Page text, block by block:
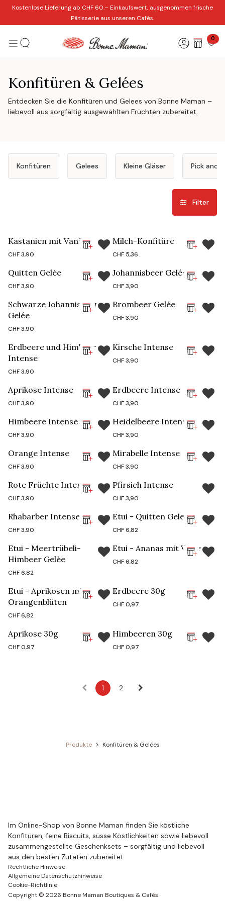
Zum Inhalt springen
Kostenlose Lieferung ab CHF 60.– Einkaufswert, ausgenommen frische
Pâtisserie aus unseren Cafés.
0
Konfitüren & Gelées
Entdecken Sie die Konfitüren und Gelees von Bonne Maman –
liebevoll aus sorgfältig ausgewählten Früchten zubereitet.
Konfitüren Gelees Kleine Gläser Pick and
Filter
Kastanien mit Vanille
CHF3,90
Milch-Konfitüre
CHF 5,36
Quitten Gelée
CHF3,90
Johannisbeer Gelée
CHF3,90
Schwarze Johannisbeere
Gelée
CHF3,90
Brombeer Gelée
CHF3,90
Erdbeere und Himbeere
Intense
CHF3,90
Kirsche Intense
CHF3,90
Aprikose Intense
CHF3,90
Erdbeere Intense
CHF3,90
Himbeere Intense
CHF3,90
Heidelbeere Intense
CHF3,90
Orange Intense
CHF3,90
Mirabelle Intense
CHF3,90
Rote Früchte Intense
CHF3,90
Pfirsich Intense
CHF3,90
Rhabarber Intense
CHF3,90
Etui - Quitten Gelee
CHF6,82
Etui - Meertrübeli-
Himbeer Gelée
CHF6,82
Etui - Ananas mit Verveine
CHF6,82
Limitierte Auflage
Etui - Aprikosen mit
Orangenblüten
CHF6,82
Erdbeere 30g
CHF0,97
Aprikose 30g
CHF0,97
Himbeeren 30g
CHF0,97
1 2
Produkte Konfitüren & Gelées
Im Online-Shop von Bonne Maman finden Sie köstliche
Konfitüren, feine Biscuits, süsse Köstlichkeiten sowie liebevoll
zusammengestellte Geschenksets – sorgfältig und liebevoll
aus den besten Zutaten zubereitet
Rechtliche Hinweise
Allgemeine Datenschutzhinweise
Cookie-Richtlinie
Copyright © 2026 Bonne Maman Boutiques & Cafés